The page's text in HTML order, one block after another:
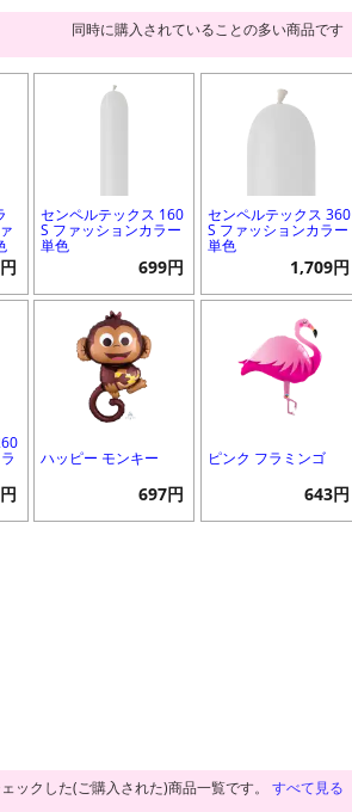
同時に購入されていることの多い商品です
センペルテックス 160
S ファッションカラー
単色
699円
センペルテックス 360
S ファッションカラー
単色
1,709円
ハッピー モンキー
697円
ピンク フラミンゴ
643円
ックした(ご購入された)商品一覧です。 すべて見る